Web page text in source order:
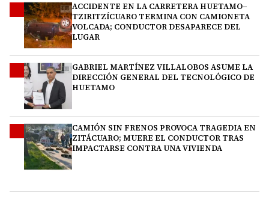
ACCIDENTE EN LA CARRETERA HUETAMO–
TZIRITZÍCUARO TERMINA CON CAMIONETA
VOLCADA; CONDUCTOR DESAPARECE DEL
LUGAR
GABRIEL MARTÍNEZ VILLALOBOS ASUME LA
DIRECCIÓN GENERAL DEL TECNOLÓGICO DE
HUETAMO
CAMIÓN SIN FRENOS PROVOCA TRAGEDIA EN
ZITÁCUARO; MUERE EL CONDUCTOR TRAS
IMPACTARSE CONTRA UNA VIVIENDA